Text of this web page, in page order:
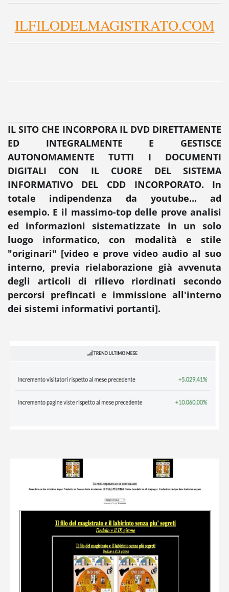
ILFILODELMAGISTRATO.COM
IL SITO CHE INCORPORA IL DVD DIRETTAMENTE
ED INTEGRALMENTE E GESTISCE
AUTONOMAMENTE TUTTI I DOCUMENTI
DIGITALI CON IL CUORE DEL SISTEMA
INFORMATIVO DEL CDD INCORPORATO. In
totale indipendenza da youtube... ad
esempio. E il massimo-top delle prove analisi
ed informazioni sistematizzate in un solo
luogo informatico, con modalità e stile
"originari" [video e prove video audio al suo
interno, previa rielaborazione già avvenuta
degli articoli di rilievo riordinati secondo
percorsi prefincati e immissione all'interno
dei sistemi informativi portanti].